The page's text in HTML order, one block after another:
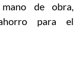
de obra,
para el